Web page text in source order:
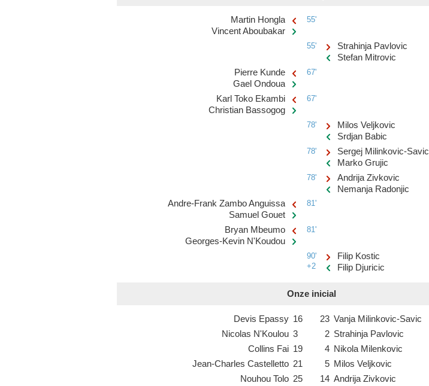
Martin Hongla
Vincent Aboubakar
55'
55'
Strahinja Pavlovic
Stefan Mitrovic
Pierre Kunde
Gael Ondoua
67'
Karl Toko Ekambi
Christian Bassogog
67'
78'
Milos Veljkovic
Srdjan Babic
78'
Sergej Milinkovic-Savic
Marko Grujic
78'
Andrija Zivkovic
Nemanja Radonjic
Andre-Frank Zambo Anguissa
Samuel Gouet
81'
Bryan Mbeumo
Georges-Kevin N'Koudou
81'
90'
+2
Filip Kostic
Filip Djuricic
Onze inicial
Devis Epassy 16 23 Vanja Milinkovic-Savic
Nicolas N'Koulou 3 2 Strahinja Pavlovic
Collins Fai 19 4 Nikola Milenkovic
Jean-Charles Castelletto 21 5 Milos Veljkovic
Nouhou Tolo 25 14 Andrija Zivkovic